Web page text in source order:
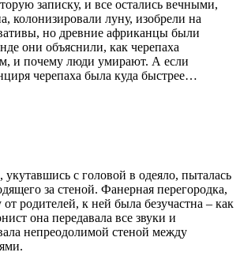
записку, и все остались вечными,
колонизировали луну, изобрели на
но древние африканцы были
они объяснили, как черепаха
и почему люди умирают. А если
черепаха была куда быстрее…
укутавшись с головой в одеяло, пыталась
за стеной. Фанерная перегородка,
родителей, к ней была безучастна – как
она передавала все звуки и
непреодолимой стеной между